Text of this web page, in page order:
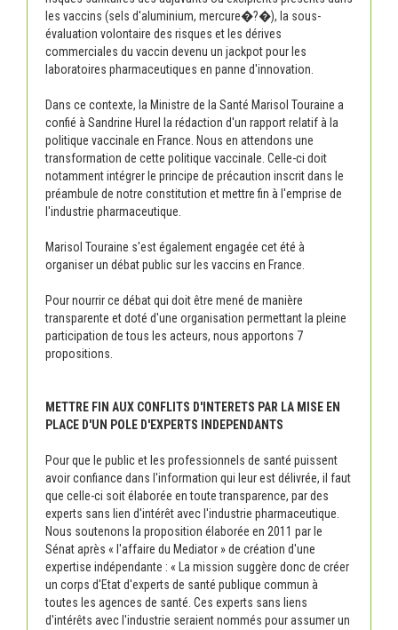
les vaccins (sels d'aluminium, mercure�?�), la sous-
évaluation volontaire des risques et les dérives
commerciales du vaccin devenu un jackpot pour les
laboratoires pharmaceutiques en panne d'innovation.
Dans ce contexte, la Ministre de la Santé Marisol Touraine a
confié à Sandrine Hurel la rédaction d'un rapport relatif à la
politique vaccinale en France. Nous en attendons une
transformation de cette politique vaccinale. Celle-ci doit
notamment intégrer le principe de précaution inscrit dans le
préambule de notre constitution et mettre fin à l'emprise de
l'industrie pharmaceutique.
Marisol Touraine s'est également engagée cet été à
organiser un débat public sur les vaccins en France.
Pour nourrir ce débat qui doit être mené de manière
transparente et doté d'une organisation permettant la pleine
participation de tous les acteurs, nous apportons 7
propositions.
METTRE FIN AUX CONFLITS D'INTERETS PAR LA MISE EN
PLACE D'UN POLE D'EXPERTS INDEPENDANTS
Pour que le public et les professionnels de santé puissent
avoir confiance dans l'information qui leur est délivrée, il faut
que celle-ci soit élaborée en toute transparence, par des
experts sans lien d'intérêt avec l'industrie pharmaceutique.
Nous soutenons la proposition élaborée en 2011 par le
Sénat après « l'affaire du Mediator » de création d'une
expertise indépendante : « La mission suggère donc de créer
un corps d'Etat d'experts de santé publique commun à
toutes les agences de santé. Ces experts sans liens
d'intérêts avec l'industrie seraient nommés pour assumer un